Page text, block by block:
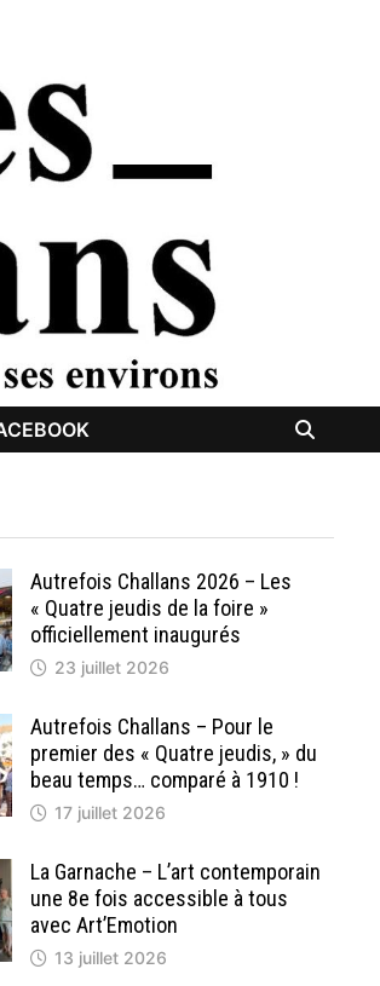
Autrefois Challans 2026 – Les
« Quatre jeudis de la foire »
officiellement inaugurés
23 juillet 2026
Autrefois Challans – Pour le
premier des « Quatre jeudis, » du
beau temps… comparé à 1910 !
17 juillet 2026
La Garnache – L’art contemporain
une 8e fois accessible à tous
avec Art’Emotion
13 juillet 2026